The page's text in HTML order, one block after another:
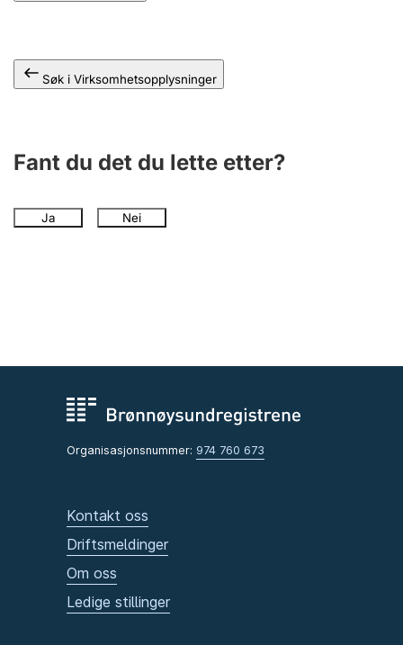
Søk i Virksomhetsopplysninger
Fant du det du lette etter?
Ja Nei
Organisasjonsnummer: 974 760 673
Kontakt oss
Driftsmeldinger
Om oss
Ledige stillinger